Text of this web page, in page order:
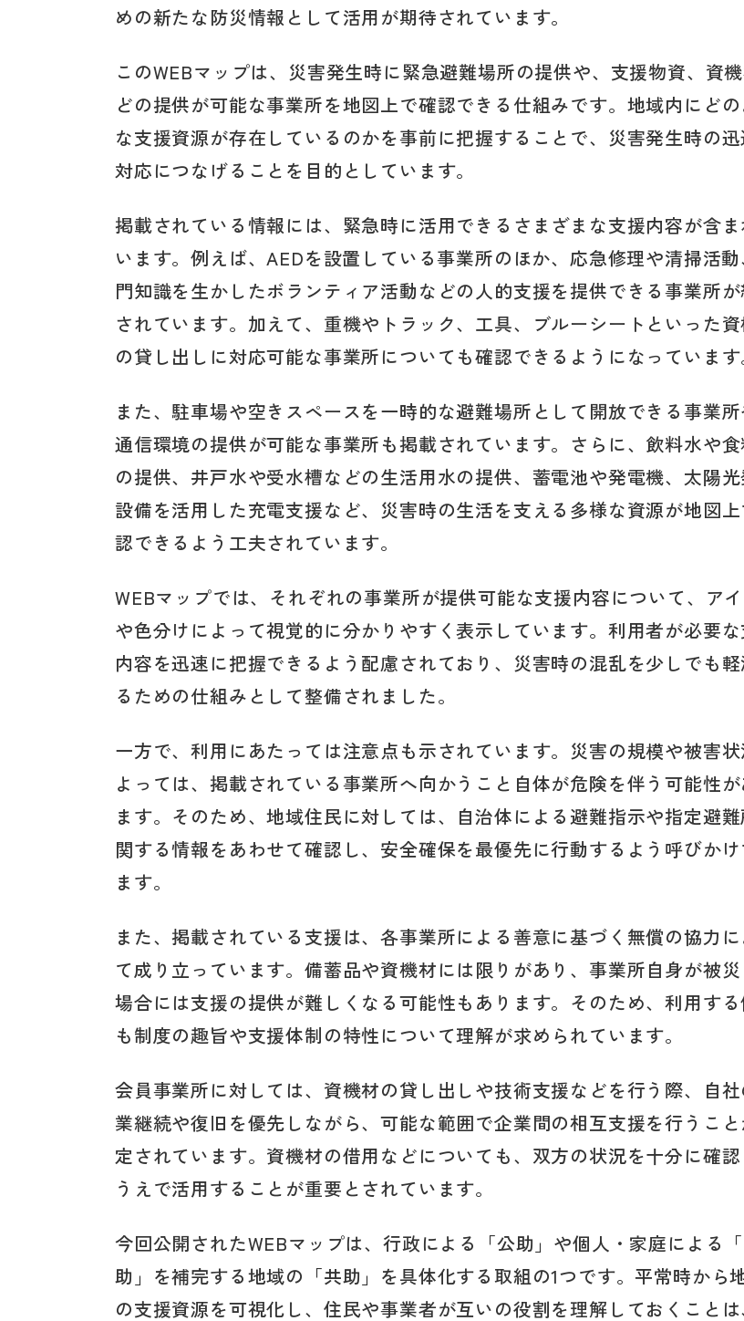
めの新たな防災情報として活用が期待されています。
このWEBマップは、災害発生時に緊急避難場所の提供や、支援物資、資
どの提供が可能な事業所を地図上で確認できる仕組みです。地域内にどの
な支援資源が存在しているのかを事前に把握することで、災害発生時の迅
対応につなげることを目的としています。
掲載されている情報には、緊急時に活用できるさまざまな支援内容が含ま
います。例えば、AEDを設置している事業所のほか、応急修理や清掃活
門知識を生かしたボランティア活動などの人的支援を提供できる事業所
されています。加えて、重機やトラック、工具、ブルーシートといった
の貸し出しに対応可能な事業所についても確認できるようになっています
また、駐車場や空きスペースを一時的な避難場所として開放できる事業所
通信環境の提供が可能な事業所も掲載されています。さらに、飲料水や
の提供、井戸水や受水槽などの生活用水の提供、蓄電池や発電機、太陽
設備を活用した充電支援など、災害時の生活を支える多様な資源が地図
認できるよう工夫されています。
WEBマップでは、それぞれの事業所が提供可能な支援内容について、ア
や色分けによって視覚的に分かりやすく表示しています。利用者が必要
内容を迅速に把握できるよう配慮されており、災害時の混乱を少しでも
るための仕組みとして整備されました。
一方で、利用にあたっては注意点も示されています。災害の規模や被害状
よっては、掲載されている事業所へ向かうこと自体が危険を伴う可能性が
ます。そのため、地域住民に対しては、自治体による避難指示や指定避難
関する情報をあわせて確認し、安全確保を最優先に行動するよう呼びかけ
ます。
また、掲載されている支援は、各事業所による善意に基づく無償の協力に
て成り立っています。備蓄品や資機材には限りがあり、事業所自身が被災
場合には支援の提供が難しくなる可能性もあります。そのため、利用する
も制度の趣旨や支援体制の特性について理解が求められています。
会員事業所に対しては、資機材の貸し出しや技術支援などを行う際、自
業継続や復旧を優先しながら、可能な範囲で企業間の相互支援を行うこ
定されています。資機材の借用などについても、双方の状況を十分に確認
うえで活用することが重要とされています。
今回公開されたWEBマップは、行政による「公助」や個人・家庭による
助」を補完する地域の「共助」を具体化する取組の1つです。平常時から
の支援資源を可視化し、住民や事業者が互いの役割を理解しておくこと